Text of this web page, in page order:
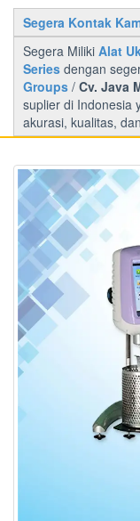
Segera Kontak
Segera Miliki Alat
Series dengan
Groups / Cv. Java
suplier di Indonesia
akurasi, kualitas,